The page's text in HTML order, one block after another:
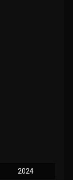
2024